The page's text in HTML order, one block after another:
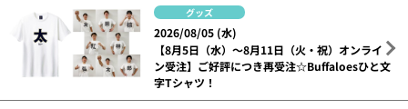
グッズ
2026/08/05 (水)
【8月5日（水）～8月11日（火・祝）オンライ
ン受注】ご好評につき再受注☆Buffaloesひと文
字Tシャツ！